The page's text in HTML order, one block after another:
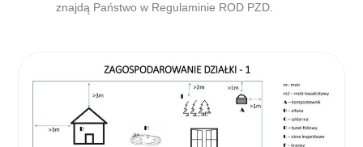
znajdą Państwo w Regulaminie ROD PZD.